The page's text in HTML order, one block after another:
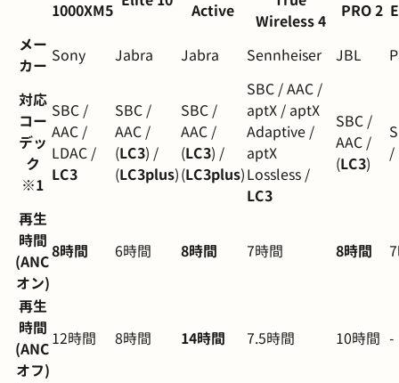
1000XM5
Active
Wireless 4
PRO 2
メー
カー
Sony Jabra Jabra Sennheiser JBL
対応
コー
デッ
ク
※1
SBC /
AAC /
LDAC /
LC3
SBC /
AAC /
(LC3) /
(LC3plus)
SBC /
AAC /
(LC3) /
(LC3plus)
SBC / AAC /
aptX / aptX
Adaptive /
aptX
Lossless /
LC3
SBC /
AAC /
(LC3)
/
再生
時間
(ANC
オン)
8時間 6時間 8時間 7時間 8時間
再生
時間
(ANC
オフ)
12時間 8時間 14時間 7.5時間 10時間 -